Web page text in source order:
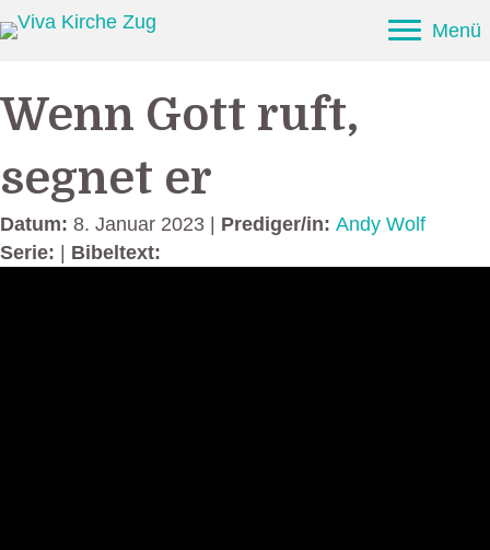
Menü
Wenn Gott ruft,
segnet er
Datum: 8. Januar 2023 | Prediger/in: Andy Wolf
Serie:
Bibeltext: